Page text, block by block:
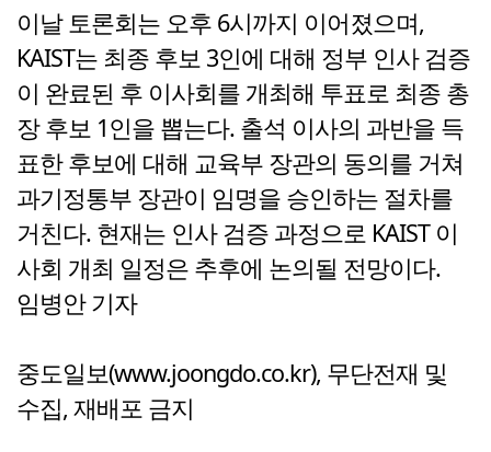
이날 토론회는 오후 6시까지 이어졌으며,
KAIST는 최종 후보 3인에 대해 정부 인사 검증
이 완료된 후 이사회를 개최해 투표로 최종 총
장 후보 1인을 뽑는다. 출석 이사의 과반을 득
표한 후보에 대해 교육부 장관의 동의를 거쳐
과기정통부 장관이 임명을 승인하는 절차를
거친다. 현재는 인사 검증 과정으로 KAIST 이
사회 개최 일정은 추후에 논의될 전망이다.
임병안 기자
중도일보(www.joongdo.co.kr), 무단전재 및
수집, 재배포 금지